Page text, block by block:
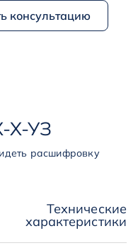
консультацию
-Х-УЗ
расшифровку
Технические
характеристики